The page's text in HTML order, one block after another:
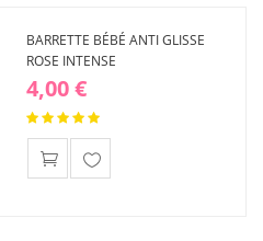
BARRETTE BÉBÉ ANTI GLISSE
ROSE INTENSE
4,00 €